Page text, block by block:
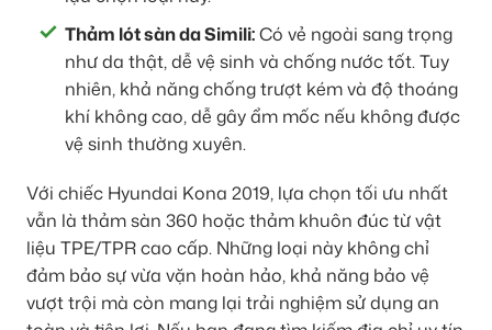
Thảm lót sàn da Simili:Có vẻ ngoài sang trọng
như da thật, dễ vệ sinh và chống nước tốt. Tuy
nhiên, khả năng chống trượt kém và độ thoáng
khí không cao, dễ gây ẩm mốc nếu không được
vệ sinh thường xuyên.
Với chiếc Hyundai Kona 2019, lựa chọn tối ưu nhất
vẫn là thảm sàn 360 hoặc thảm khuôn đúc từ vật
liệu TPE/TPR cao cấp. Những loại này không chỉ
đảm bảo sự vừa vặn hoàn hảo, khả năng bảo vệ
vượt trội mà còn mang lại trải nghiệm sử dụng an